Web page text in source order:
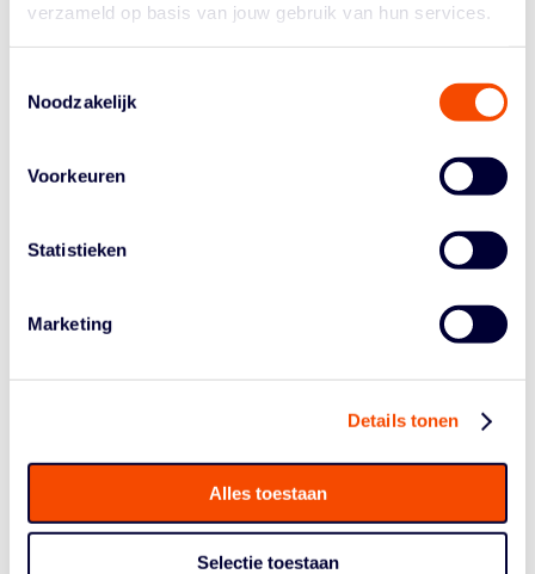
verzameld op basis van jouw gebruik van hun services.
Noodzakelijk
Voorkeuren
Statistieken
Marketing
Details tonen
Alles toestaan
Selectie toestaan
een boodschap in aanloop naar het EK: de vrouwen zijn
nog steeds in bloedvorm en één van de te kloppen